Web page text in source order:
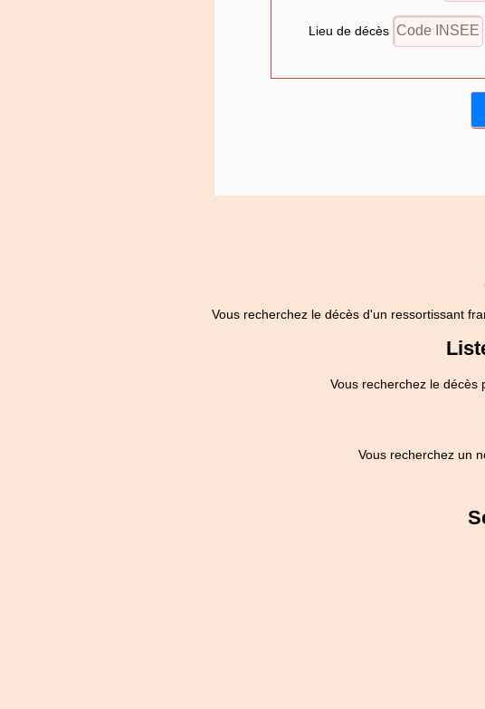
Lieu de décès
Vous recherchez le décès d'un ressortissant
Vous recherchez le décès
Vous recherchez un